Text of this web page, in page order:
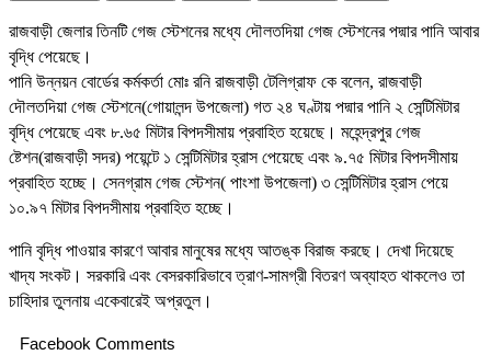
রাজবাড়ী জেলার তিনটি গেজ স্টেশনের মধ্যে দৌলতদিয়া গেজ স্টেশনের পদ্মার পানি আবার
বৃদ্ধি পেয়েছে।
পানি উন্নয়ন বোর্ডের কর্মকর্তা মোঃ রনি রাজবাড়ী টেলিগ্রাফ কে বলেন, রাজবাড়ী
দৌলতদিয়া গেজ স্টেশনে(গোয়ালন্দ উপজেলা) গত ২৪ ঘণ্টায় পদ্মার পানি ২ সেন্টিমিটার
বৃদ্ধি পেয়েছে এবং ৮.৬৫ মিটার বিপদসীমায় প্রবাহিত হয়েছে। মহেন্দ্রপুর গেজ
ষ্টেশন(রাজবাড়ী সদর) পয়েন্টে ১ সেন্টিমিটার হ্রাস পেয়েছে এবং ৯.৭৫ মিটার বিপদসীমায়
প্রবাহিত হচ্ছে। সেনগ্রাম গেজ স্টেশন( পাংশা উপজেলা) ৩ সেন্টিমিটার হ্রাস পেয়ে
১০.৯৭ মিটার বিপদসীমায় প্রবাহিত হচ্ছে।
পানি বৃদ্ধি পাওয়ার কারণে আবার মানুষের মধ্যে আতঙ্ক বিরাজ করছে। দেখা দিয়েছে
খাদ্য সংকট। সরকারি এবং বেসরকারিভাবে ত্রাণ-সামগ্রী বিতরণ অব্যাহত থাকলেও তা
চাহিদার তুলনায় একেবারেই অপ্রতুল।
Facebook Comments